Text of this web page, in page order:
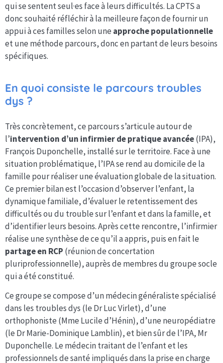
qui se sentent seul·es face à leurs difficultés. La CPTS a
donc souhaité réfléchir à la meilleure façon de fournir un
appui à ces familles selon une approche populationnelle
et une méthode parcours, donc en partant de leurs besoins
spécifiques.
En quoi consiste le parcours troubles
dys ?
Très concrètement, ce parcours s’articule autour de
l’intervention d’un infirmier de pratique avancée(IPA),
François Duponchelle, installé sur le territoire. Face à une
situation problématique, l’IPA se rend au domicile de la
famille pour réaliser une évaluation globale de la situation.
Ce premier bilan est l’occasion d’observer l’enfant, la
dynamique familiale, d’évaluer le retentissement des
difficultés ou du trouble sur l’enfant et dans la famille, et
d’identifier leurs besoins. Après cette rencontre, l’infirmier
réalise une synthèse de ce qu’il a appris, puis en fait le
partage en RCP (réunion de concertation
pluriprofessionnelle), auprès de membres du groupe socle
qui a été constitué.
Ce groupe se compose d’un médecin généraliste spécialisé
dans les troubles dys (le Dr Luc Virlet), d’une
orthophoniste (Mme Lucile d’Hénin), d’une neuropédiatre
(le Dr Marie-Dominique Lamblin), et bien sûr de l’IPA, Mr
Duponchelle. Le médecin traitant de l’enfant et les
professionnels de santé impliqués dans la prise en charge